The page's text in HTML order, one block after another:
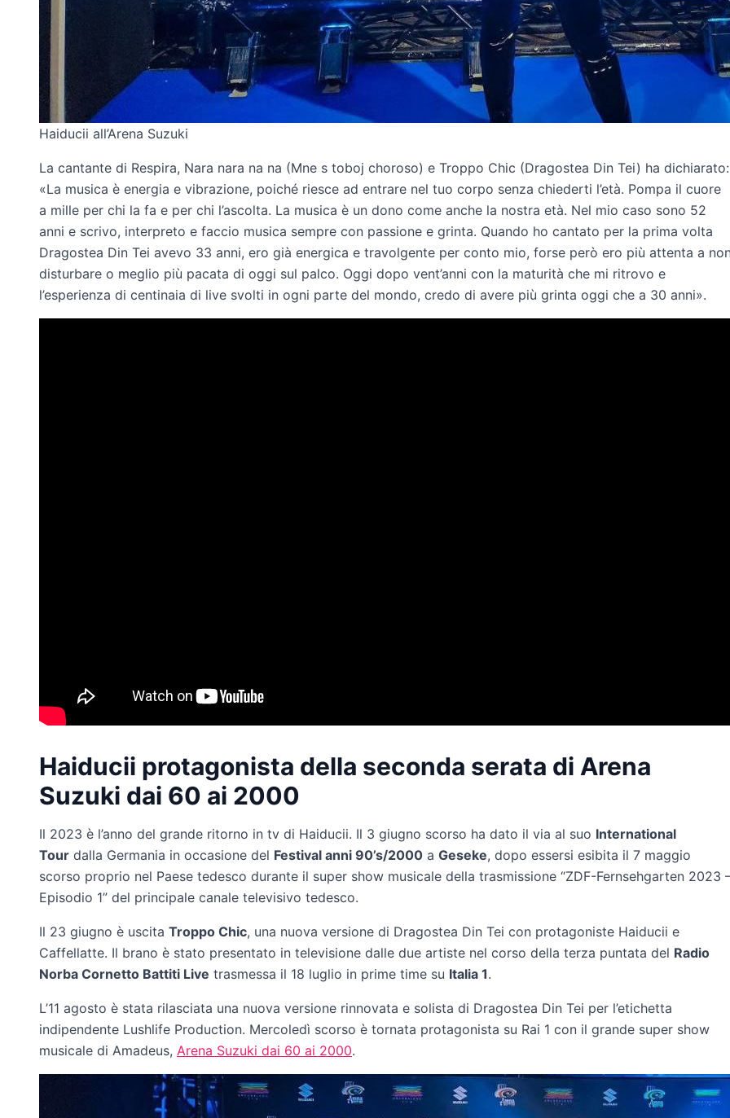
Haiducii all’Arena Suzuki
La cantante di Respira, Nara nara na na (Mne s toboj choroso) e Troppo Chic (Dragostea Din Tei) ha dichiarato:
«La musica è energia e vibrazione, poiché riesce ad entrare nel tuo corpo senza chiederti l’età. Pompa il cuore
a mille per chi la fa e per chi l’ascolta. La musica è un dono come anche la nostra età. Nel mio caso sono 52
anni e scrivo, interpreto e faccio musica sempre con passione e grinta. Quando ho cantato per la prima volta
Dragostea Din Tei avevo 33 anni, ero già energica e travolgente per conto mio, forse però ero più attenta a
disturbare o meglio più pacata di oggi sul palco. Oggi dopo vent’anni con la maturità che mi ritrovo e
l’esperienza di centinaia di live svolti in ogni parte del mondo, credo di avere più grinta oggi che a 30 anni».
Haiducii protagonista della seconda serata di Arena
Suzuki dai 60 ai 2000
Il 2023 è l’anno del grande ritorno in tv di Haiducii. Il 3 giugno scorso ha dato il via al suo International
Tour dalla Germania in occasione del Festival anni 90’s/2000 a Geseke, dopo essersi esibita il 7 maggio
scorso proprio nel Paese tedesco durante il super show musicale della trasmissione “ZDF-Fernsehgarten 2023
Episodio 1” del principale canale televisivo tedesco.
Il 23 giugno è uscita Troppo Chic, una nuova versione di Dragostea Din Tei con protagoniste Haiducii e
Caffellatte. Il brano è stato presentato in televisione dalle due artiste nel corso della terza puntata del Radio
Norba Cornetto Battiti Live trasmessa il 18 luglio in prime time su Italia 1.
L’11 agosto è stata rilasciata una nuova versione rinnovata e solista di Dragostea Din Tei per l’etichetta
indipendente Lushlife Production. Mercoledì scorso è tornata protagonista su Rai 1 con il grande super show
musicale di Amadeus, Arena Suzuki dai 60 ai 2000.